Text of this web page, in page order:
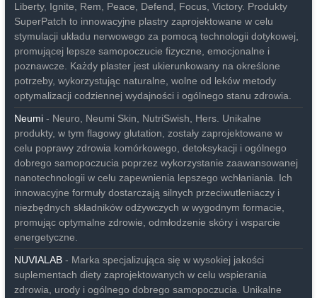
Liberty, Ignite, Rem, Peace, Defend, Focus, Victory. Produkty
SuperPatch to innowacyjne plastry zaprojektowane w celu
stymulacji układu nerwowego za pomocą technologii dotykowej,
promującej lepsze samopoczucie fizyczne, emocjonalne i
poznawcze. Każdy plaster jest ukierunkowany na określone
potrzeby, wykorzystując naturalne, wolne od leków metody
optymalizacji codziennej wydajności i ogólnego stanu zdrowia.
Neumi- Neuro, Neumi Skin, NutriSwish, Hers. Unikalne
produkty, w tym flagowy glutation, zostały zaprojektowane w
celu poprawy zdrowia komórkowego, detoksykacji i ogólnego
dobrego samopoczucia poprzez wykorzystanie zaawansowanej
nanotechnologii w celu zapewnienia lepszego wchłaniania. Ich
innowacyjne formuły dostarczają silnych przeciwutleniaczy i
niezbędnych składników odżywczych w wygodnym formacie,
promując optymalne zdrowie, odmłodzenie skóry i wsparcie
energetyczne.
NUVIALAB- Marka specjalizująca się w wysokiej jakości
suplementach diety zaprojektowanych w celu wspierania
zdrowia, urody i ogólnego dobrego samopoczucia. Unikalne